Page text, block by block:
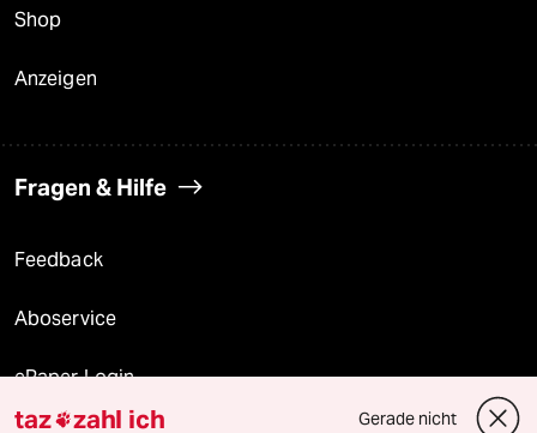
Shop
Anzeigen
Fragen & Hilfe
Feedback
Aboservice
ePaper Login
taz zahl ich Gerade nicht